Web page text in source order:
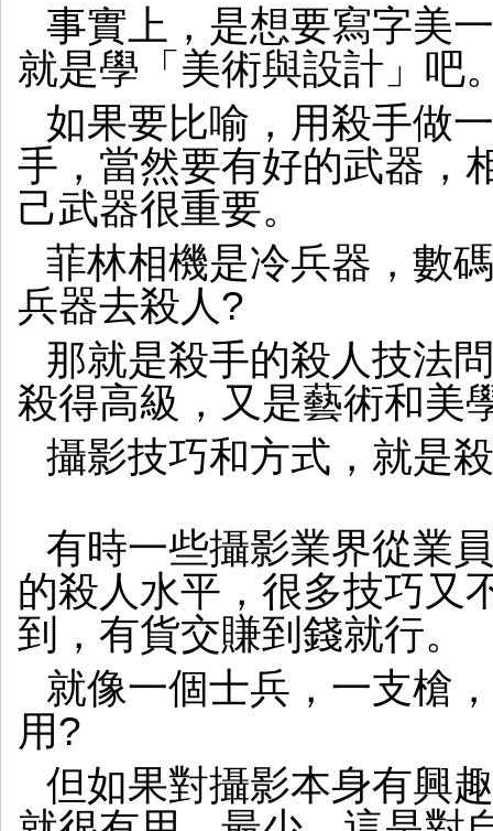
事實上，是想要寫字美
就是學「美術與設計」吧
如果要比喻，用殺手做
手，當然要有好的武器，
己武器很重要。
菲林相機是冷兵器，數
兵器去殺人?
那就是殺手的殺人技法
殺得高級，又是藝術和美
攝影技巧和方式，就是
有時一些攝影業界從業
的殺人水平，很多技巧又
到，有貨交賺到錢就行。
就像一個士兵，一支槍
用?
但如果對攝影本身有興